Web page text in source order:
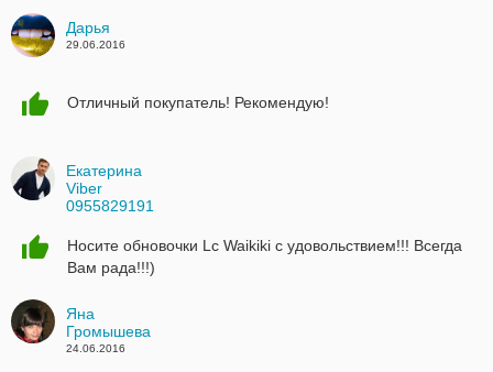
Дарья
29.06.2016
Отличный покупатель! Рекомендую!
Екатерина
Viber
0955829191
Носите обновочки Lc Waikiki с удовольствием!!! Всегда
Вам рада!!!)
Яна
Громышева
24.06.2016